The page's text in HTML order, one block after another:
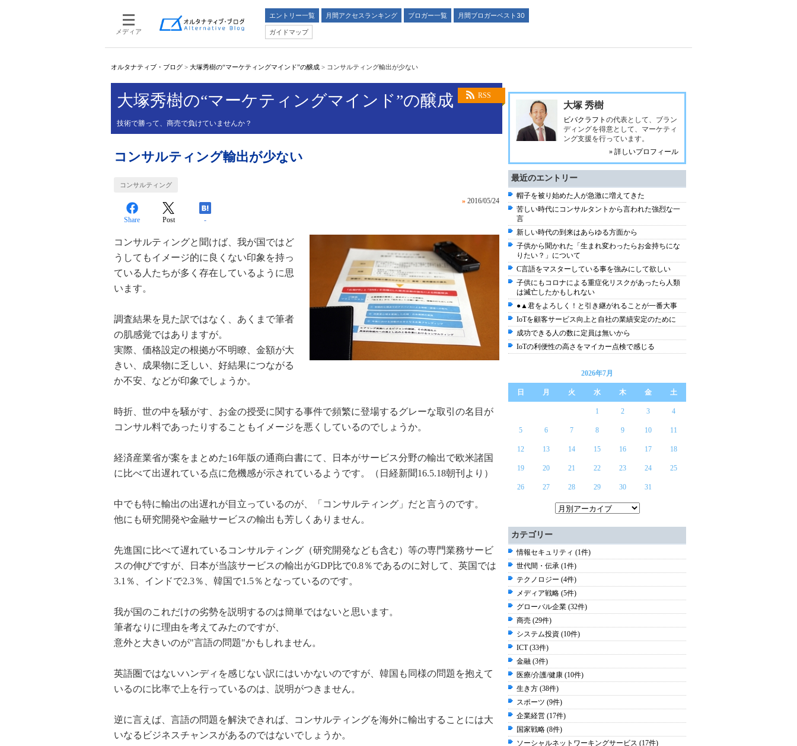
メディア
エントリー一覧 月間アクセスランキング ブロガー一覧
月間ブロガーベスト30
ガイドマップ
オルタナティブ・ブログ > 大塚秀樹の“マーケティングマインド”の醸成 > コンサルティング輸出が少ない
RSS
大塚秀樹の“マーケティングマインド”の醸成
技術で勝って、商売で負けていませんか？
コンサルティング輸出が少ない
コンサルティング
» 2016/05/24
Share Post -
コンサルティングと聞けば、我が国ではど
うしてもイメージ的に良くない印象を持っ
ている人たちが多く存在しているように思
います。
調査結果を見た訳ではなく、あくまで筆者
の肌感覚ではありますが。
実際、価格設定の根拠が不明瞭、金額が大
きい、成果物に乏しい、好結果につながる
か不安、などが印象でしょうか。
時折、世の中を騒がす、お金の授受に関する事件で頻繁に登場するグレーな取引の名目が
コンサル料であったりすることもイメージを悪くしているのでしょうか。
経済産業省が案をまとめた16年版の通商白書にて、日本がサービス分野の輸出で欧米諸国
に比べて出遅れている点に危機感が示されているようです。（日経新聞16.5.18朝刊より）
中でも特に輸出の出遅れが目立っているのが、「コンサルティング」だと言うのです。
他にも研究開発や金融サービスの輸出も芳しくありません。
先進国に比べて遅れているコンサルティング（研究開発なども含む）等の専門業務サービ
スの伸びですが、日本が当該サービスの輸出がGDP比で0.8％であるのに対して、英国では
3.1％、インドで2.3％、韓国で1.5％となっているのです。
我が国のこれだけの劣勢を説明するのは簡単ではないと思います。
筆者なりに理由を考えてみたのですが、
意外と大きいのが"言語の問題"かもしれません。
英語圏ではないハンディを感じない訳にはいかないのですが、韓国も同様の問題を抱えて
いるのに比率で上を行っているのは、説明がつきません。
逆に言えば、言語の問題を解決できれば、コンサルティングを海外に輸出することには大
いなるビジネスチャンスがあるのではないでしょうか。
大塚 秀樹
ビバクラフト の代表として、ブラン
ディングを得意として、マーケティ
ング支援を行っています。
» 詳しいプロフィール
最近のエントリー
帽子を被り始めた人が急激に増えてきた
苦しい時代にコンサルタントから言われた強烈な一
言
新しい時代の到来はあらゆる方面から
子供から聞かれた「生まれ変わったらお金持ちにな
りたい？」について
C言語をマスターしている事を強みにして欲しい
子供にもコロナによる重症化リスクがあったら人類
は滅亡したかもしれない
●▲君をよろしく！と引き継がれることが一番大事
IoTを顧客サービス向上と自社の業績安定のために
成功できる人の数に定員は無いから
IoTの利便性の高さをマイカー点検で感じる
2026年7月
日 月 火 水 木 金 土
1 2 3 4
5 6 7 8 9 10 11
12 13 14 15 16 17 18
19 20 21 22 23 24 25
26 27 28 29 30 31
カテゴリー
情報セキュリティ (1件)
世代間・伝承 (1件)
テクノロジー (4件)
メディア戦略 (5件)
グローバル企業 (32件)
商売 (29件)
システム投資 (10件)
ICT (33件)
金融 (3件)
医療/介護/健康 (10件)
生き方 (38件)
スポーツ (9件)
企業経営 (17件)
国家戦略 (8件)
ソーシャルネットワーキングサービス (17件)